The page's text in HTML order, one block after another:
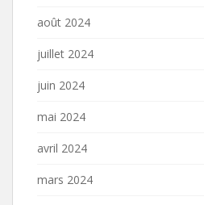
août 2024
juillet 2024
juin 2024
mai 2024
avril 2024
mars 2024